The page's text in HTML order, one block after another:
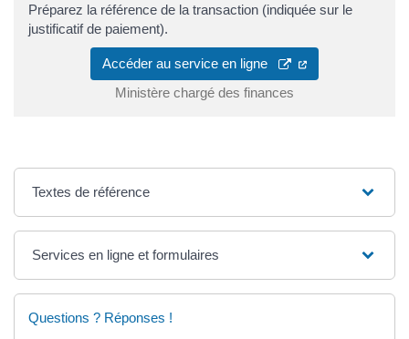
Préparez la référence de la transaction (indiquée sur le
justificatif de paiement).
Accéder au service en ligne
Ministère chargé des finances
Textes de référence
Services en ligne et formulaires
Questions ? Réponses !